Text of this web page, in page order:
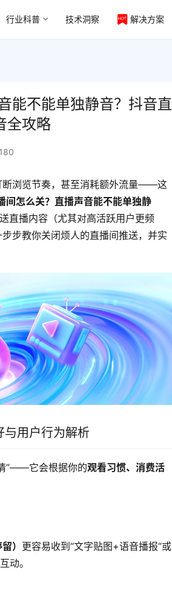
行业科普 技术洞察 解决方案
能不能单独静音？抖音直
全攻略
断浏览节奏，甚至消耗额外流量——这
间怎么关？直播声音能不能单独静
直播内容（尤其对高活跃用户更频
步教你关闭烦人的直播间推送，并实
与用户行为解析
”——它会根据你的观看习惯、消费活
） 更容易收到“文字贴图+语音播报”或
动。